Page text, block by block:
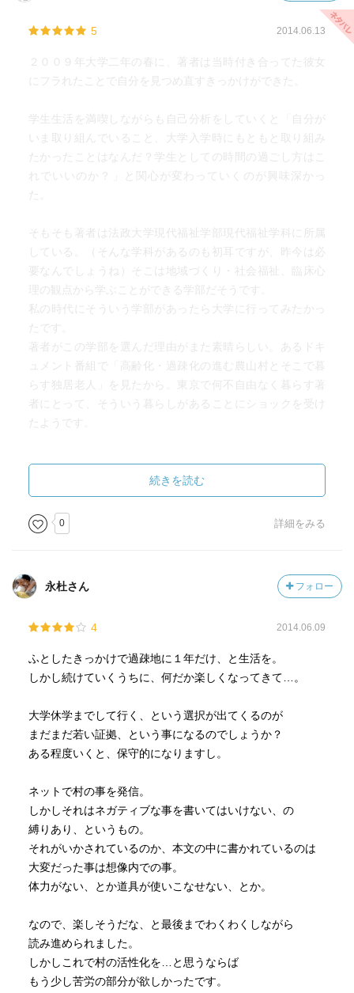
5 2014.06.13
２００９年大学二年の春に、著者は当時付き合ってた彼女
にフラれたことで自分を見つめ直すきっかけができた。
学生生活を満喫しながらも自己分析をしていくと「自分が
いま取り組んでいること、大学入学時にもともと取り組み
たかったことはなんだ？学生としての時間の過ごし方はこ
れでいいのか？」と関心が変わっていくのが興味深かっ
た。
そもそも著者は法政大学現代福祉学部現代福祉学科に所属
している。（そんな学科があるのも初耳ですが、昨今は必
要なんでしょうね）そこは地域づくり・社会福祉、臨床心
理の観点から学ぶことができる学部だそうです。
私の時代にそういう学部があったら大学に行ってみたかっ
たです。
著者がこの学部を選んだ理由がまた素晴らしい。あるドキ
ュメント番組で「高齢化・過疎化の進む農山村とそこで暮
らす独居老人」を見たから。東京で何不自由なく暮らす著
者にとって、そういう暮らしがあることにショックを受け
たようです。
っていたのだけれど、彼女にフラれたことではたと思い直
したのだ。
ゼミの図司直也先生の部屋を訪ね相談したことで、大きく
総務省主管の事業「地域おこし協力隊」の存在を知り、い
くつか調べて岡山県美作市の地域おこし協力隊に応募し
岡山県の上山（うえやま）での活動となり、先に活動して
いる協力隊の人たちといっしょになって、地元の人たちと
交流をしながら山村を切り拓いていく様子に、感心した。
地元住民と移住者との関係も素晴らしい。
地元を尊重しつつ、新しいアイデアや消滅してしまった古
い風習を復活させていく。
り上げていくのだ。
著者のすごいバイタリティは、やはり２０代の若さだろ
う。大学を休学して上山の活動をしている。その後、東京
と岡山を行き来して大学を無事に卒業しているのだから、
頭が下がる。
まだまだプロジェクトは始まったばかりだと言う。
彼らの今後の活動を見守っていきたい。
続きを読む
0 詳細をみる
永杜さん フォロー
4 2014.06.09
ふとしたきっかけで過疎地に１年だけ、と生活を。
しかし続けていくうちに、何だか楽しくなってきて…。
大学休学までして行く、という選択が出てくるのが
まだまだ若い証拠、という事になるのでしょうか？
ある程度いくと、保守的になりますし。
ネットで村の事を発信。
しかしそれはネガティブな事を書いてはいけない、の
縛りあり、というもの。
それがいかされているのか、本文の中に書かれているのは
大変だった事は想像内での事。
体力がない、とか道具が使いこなせない、とか。
なので、楽しそうだな、と最後までわくわくしながら
読み進められました。
しかしこれで村の活性化を…と思うならば
もう少し苦労の部分が欲しかったです。